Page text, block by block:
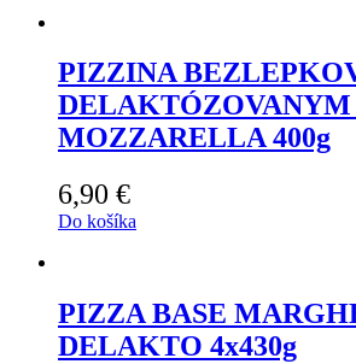
PIZZINA
DELAKTÓZOVANYM
MOZZARELLA 400g
6,90 €
Do košíka
PIZZA BASE
DELAKTO 4x430g